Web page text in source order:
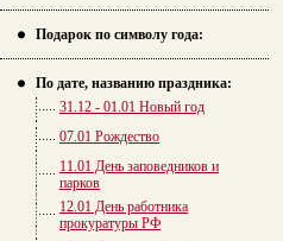
Подарок по символу года:
По дате, названию праздника:
31.12 - 01.01 Новый год
07.01 Рождество
11.01 День заповедников и
парков
12.01 День работника
прокуратуры РФ